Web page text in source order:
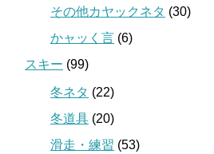
その他カヤックネタ (30)
かャッく言 (6)
スキー (99)
冬ネタ (22)
冬道具 (20)
滑走・練習 (53)